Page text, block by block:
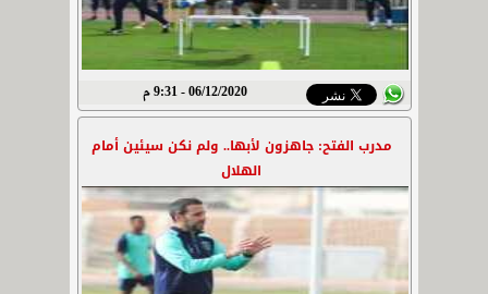
06/12/2020 - 9:31 م
مدرب الفتح: جاهزون لأبها.. ولم نكن سيئين أمام
الهلال